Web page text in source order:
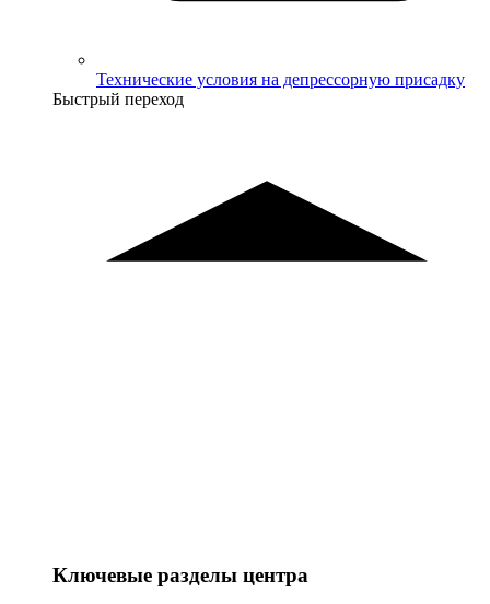
Технические условия на депрессорную присадку
Быстрый переход
Ключевые разделы центра